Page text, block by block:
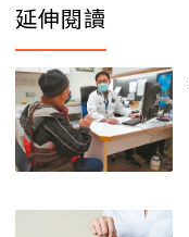
延伸閱讀